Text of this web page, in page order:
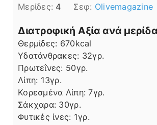
Μερίδες: 4 Σεφ: Οlivemagazine
Διατροφική Αξία ανά μερίδα
Θερμίδες: 670kcal
Υδατάνθρακες: 32γρ.
Πρωτεΐνες: 50γρ.
Λίπη
Λίπη: 13γρ.
Κορεσμένα Λίπη:7γρ.
Σάκχαρα: 30γρ.
Φυτικές ίνες: 1γρ.